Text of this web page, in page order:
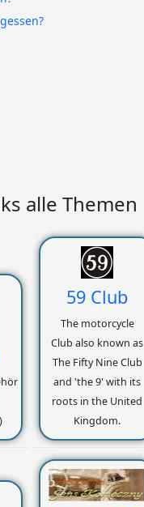
alle Themen
59 Club
The motorcycle
Club also known as
The Fifty Nine Club
and 'the 9' with its
roots in the United
Kingdom.